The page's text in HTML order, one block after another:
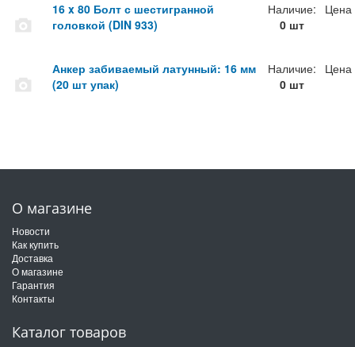
16 x 80 Болт с шестигранной
головкой (DIN 933)
Наличие:
0 шт
Цена
Анкер забиваемый латунный: 16 мм
(20 шт упак)
Наличие:
0 шт
Цена
О магазине
Новости
Как купить
Доставка
О магазине
Гарантия
Контакты
Каталог товаров